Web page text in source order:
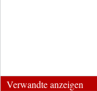
Verwandte anzeigen